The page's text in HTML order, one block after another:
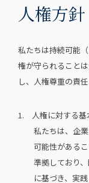
人権方針
私たちは持続可能
権が守られること
し、人権尊重の責
1. 人権に対する基
私たちは、企
可能性がある
準拠しており
に基づき、実践